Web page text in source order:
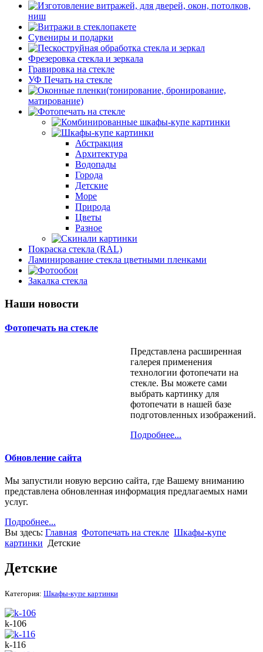
Изготовление витражей, для дверей, окон, потолков,
ниш
Кухонные витражи
Заливной витраж
Потолочный витраж
Витражи в стеклопакете
Примеры работ Витраж в стеклопакете
Сувениры и подарки
Пескоструйная обработка стекла и зеркал
Пескоструйная обработка стекла и зеркал (каталог)
Фрезеровка стекла и зеркала
Гравировка на стекле
УФ Печать на стекле
Оконные пленки(тонирование, бронирование,
матирование)
Ударопрочные пленки
Зеркальные пленки
Тонирование
Матовые и декоративные пленки
Фотопечать на стекле
Комбинированные шкафы-купе картинки
Архитектура
Города
Море
Мосты
Пейзажи
Природа
Цветы
Разное
Детские
Шкафы-купе картинки
Абстракция
Архитектура
Водопады
Города
Детские
Море
Природа
Цветы
Разное
Скинали картинки
Города
Еда
Море
Мосты
Небо
Цветы
Покраска стекла (RAL)
Ламинирование стекла цветными пленками
Фотообои
Фотообои на дверь
Закалка стекла
Наши новости
Фотопечать на стекле
Представлена расширенная
галерея применения
технологии фотопечати на
стекле. Вы можете сами
выбрать картинку для
фотопечати в нашей базе
подготовленных изображений.
Подробнее...
Обновление сайта
Мы запустили новую версию сайта, где Вашему вниманию
представлена обновленная информация предлагаемых нами
услуг.
Подробнее...
Вы здесь: Главная Фотопечать на стекле Шкафы-купе
картинки Детские
Детские
Категория: Шкафы-купе картинки
k-106
k-116